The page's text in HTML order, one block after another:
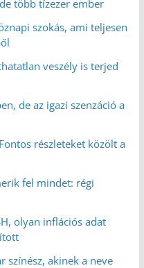
több tízezer ember
szokás, ami teljesen
veszély is terjed
de az igazi szenzáció a
részleteket közölt a
fel mindet: régi
olyan inflációs adat
színész, akinek a neve